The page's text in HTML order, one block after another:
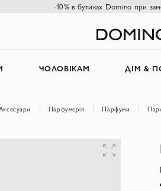
-10% в бутиках Domino при
ЧОЛОВІКАМ ДІМ &
Парфумерія Парфуми